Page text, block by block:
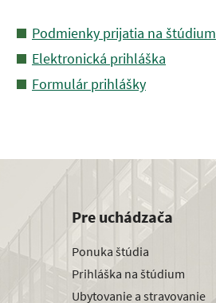
Podmienky prijatia na štúdium
Elektronická prihláška
Formulár prihlášky
Pre uchádzača
Ponuka štúdia
Prihláška na štúdium
Ubytovanie a stravovanie